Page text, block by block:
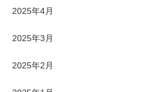
2025年4月
2025年3月
2025年2月